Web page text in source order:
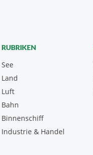
RUBRIKEN
See
Land
Luft
Bahn
Binnenschiff
Industrie & Handel